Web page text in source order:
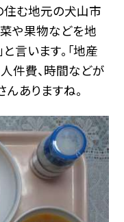
住む地元の犬山市
や果物などを地
言います。「地産
件費、時間などが
んありますね。